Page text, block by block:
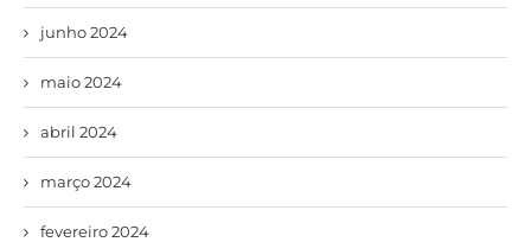
junho 2024
maio 2024
abril 2024
março 2024
fevereiro 2024